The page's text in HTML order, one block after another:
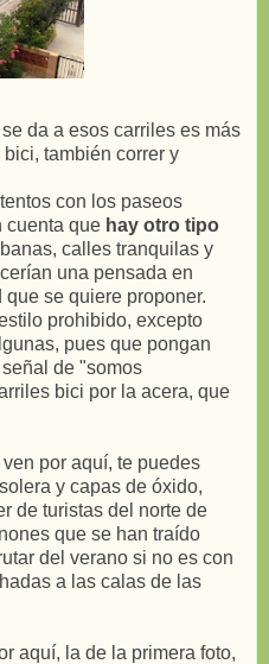
da a esos carriles es más
también correr y
con los paseos
cuenta que hay otro tipo
calles tranquilas y
una pensada en
se quiere proponer.
prohibido, excepto
pues que pongan
de "somos
bici por la acera, que
por aquí, te puedes
y capas de óxido,
de turistas del norte de
que se han traído
del verano si no es con
a las calas de las
aquí, la de la primera foto,